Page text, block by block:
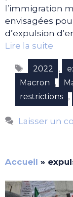
l’immigration
envisagées
d’expulsion
Lire la suite
Étiquettes
2022 ,
Macron ,
restrictions ,
Laisser un
Accueil »